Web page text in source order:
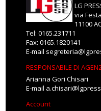
LG
via
11100
Tel: 0165.231711
Fax: 0165.1820141
E-mail
RESPONSABILE DI
Arianna Gori Chisari
E-mail
Account